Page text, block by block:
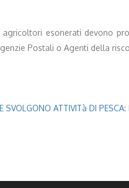
esonerati devono
Postali o Agenti della
ATTIVITà DI PESCA: